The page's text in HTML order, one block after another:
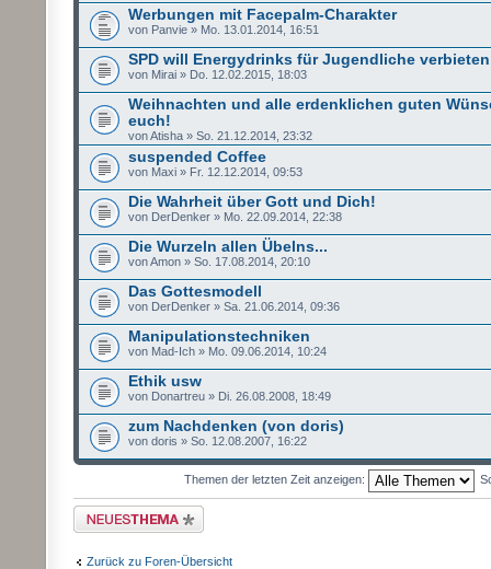
Werbungen mit Facepalm-Charakter
von Panvie » Mo. 13.01.2014, 16:51
SPD will Energydrinks für Jugendliche verbieten
von Mirai » Do. 12.02.2015, 18:03
Weihnachten und alle erdenklichen guten
euch!
von Atisha » So. 21.12.2014, 23:32
suspended Coffee
von Maxi » Fr. 12.12.2014, 09:53
Die Wahrheit über Gott und Dich!
von DerDenker » Mo. 22.09.2014, 22:38
Die Wurzeln allen Übelns...
von Amon » So. 17.08.2014, 20:10
Das Gottesmodell
von DerDenker » Sa. 21.06.2014, 09:36
Manipulationstechniken
von Mad-Ich » Mo. 09.06.2014, 10:24
Ethik usw
von Donartreu » Di. 26.08.2008, 18:49
zum Nachdenken (von doris)
von doris » So. 12.08.2007, 16:22
Themen der letzten Zeit anzeigen:
Neues Thema erstellen
Zurück zu Foren-Übersicht